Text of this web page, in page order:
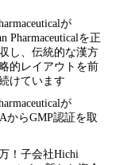
が
Pharmaceuticalを正
し、伝統的な漢方
的レイアウトを前
けています
が
からGMP認証を取
！子会社Hichi